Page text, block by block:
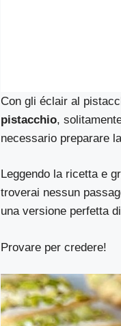
Con gli éclair al
pistacchio,
necessario preparare la
Leggendo la ricetta e
troverai nessun
una versione perfetta
Provare per credere!